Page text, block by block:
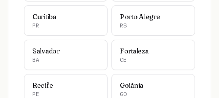
Curitiba
PR
Porto Alegre
RS
Salvador
BA
Fortaleza
CE
Recife
PE
Goiânia
GO